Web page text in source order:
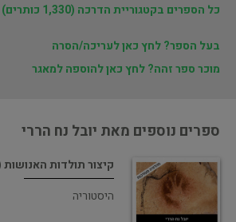
כל הספרים בקטגוריית הדרכה (1,330 כותרים)
בעל הספר? לחץ כאן לעריכה/הסרה
מוכר ספר זהה? לחץ כאן להוספה למאגר
ספרים נוספים מאת יובל נח הררי
קיצור תולדות
היסטוריה